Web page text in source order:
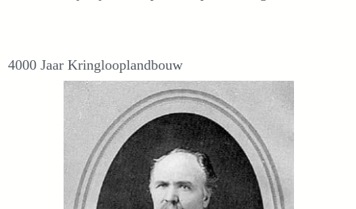
4000 Jaar Kringlooplandbouw